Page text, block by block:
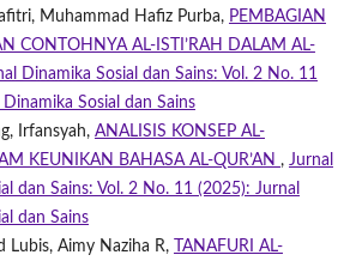
Muhammad Hafiz Purba, PEMBAGIAN
CONTOHNYA AL-ISTI’RAH DALAM AL-
Dinamika Sosial dan Sains: Vol. 2 No. 11
Sosial dan Sains
Irfansyah, ANALISIS KONSEP AL-
KEUNIKAN BAHASA AL-QUR’AN , Jurnal
dan Sains: Vol. 2 No. 11 (2025): Jurnal
dan Sains
Lubis, Aimy Naziha R,
TANAFURI AL-